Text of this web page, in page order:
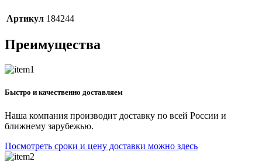
Артикул 184244
Преимущества
Быстро и качественно доставляем
Наша компания производит доставку по всей России и
ближнему зарубежью.
Посмотреть сроки и цену доставки можно здесь